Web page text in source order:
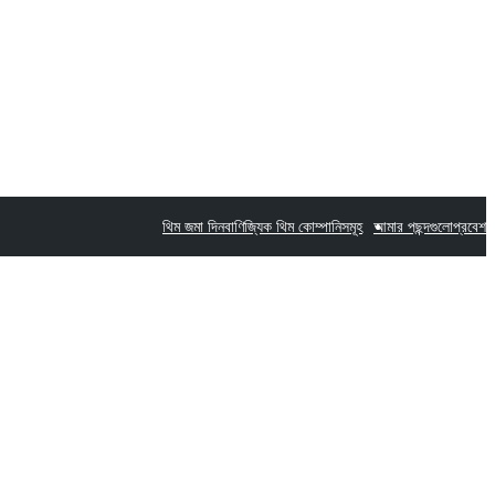
থিম জমা দিনবাণিজ্যিক থিম কোম্পানিসমূহ আমার পছন্দগুলোপ্রবেশ